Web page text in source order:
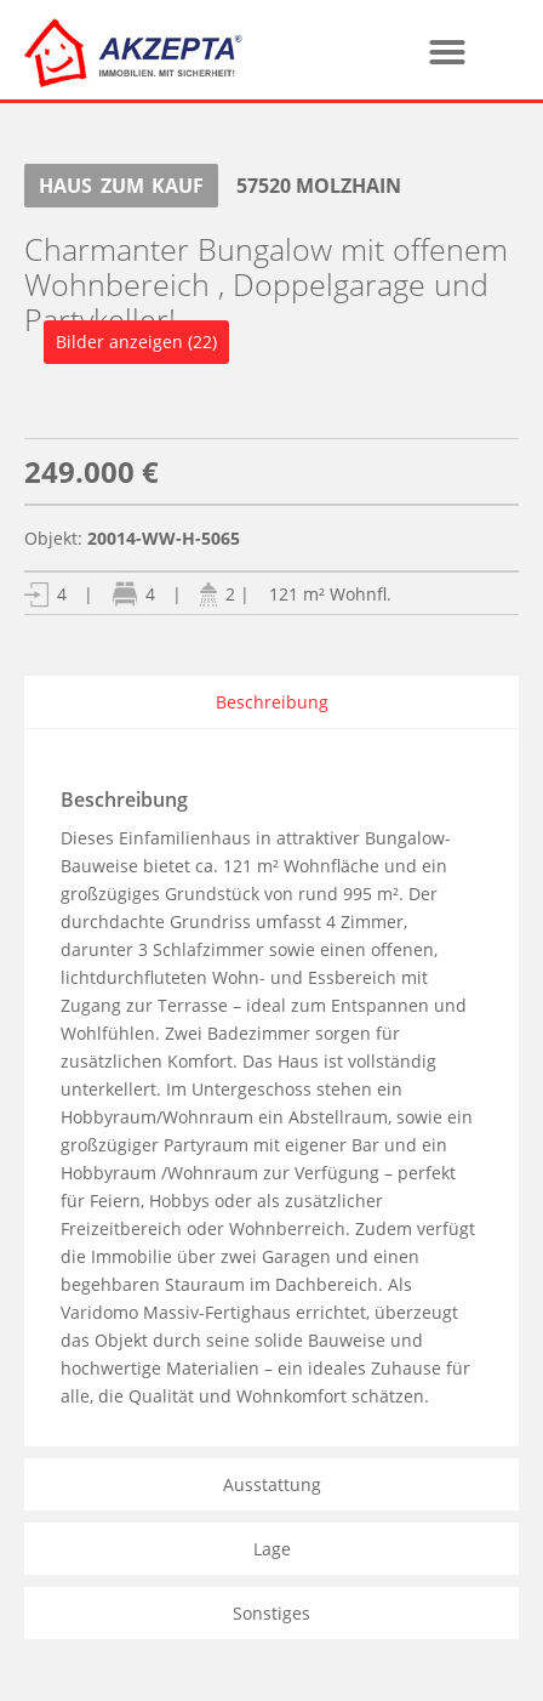
HAUS ZUM KAUF 57520 MOLZHAIN
Charmanter Bungalow mit offenem
Wohnbereich , Doppelgarage und
Partykeller!
Bilder anzeigen (22)
249.000 €
Objekt: 20014-WW-H-5065
4 | 4 | 2 | 121 m² Wohnfl.
Beschreibung
Beschreibung
Dieses Einfamilienhaus in attraktiver Bungalow-
Bauweise bietet ca. 121 m² Wohnfläche und ein
großzügiges Grundstück von rund 995 m². Der
durchdachte Grundriss umfasst 4 Zimmer,
darunter 3 Schlafzimmer sowie einen offenen,
lichtdurchfluteten Wohn- und Essbereich mit
Zugang zur Terrasse – ideal zum Entspannen und
Wohlfühlen. Zwei Badezimmer sorgen für
zusätzlichen Komfort. Das Haus ist vollständig
unterkellert. Im Untergeschoss stehen ein
Hobbyraum/Wohnraum ein Abstellraum, sowie ein
großzügiger Partyraum mit eigener Bar und ein
Hobbyraum /Wohnraum zur Verfügung – perfekt
für Feiern, Hobbys oder als zusätzlicher
Freizeitbereich oder Wohnberreich. Zudem verfügt
die Immobilie über zwei Garagen und einen
begehbaren Stauraum im Dachbereich. Als
Varidomo Massiv-Fertighaus errichtet, überzeugt
das Objekt durch seine solide Bauweise und
hochwertige Materialien – ein ideales Zuhause für
alle, die Qualität und Wohnkomfort schätzen.
Ausstattung
Lage
Sonstiges